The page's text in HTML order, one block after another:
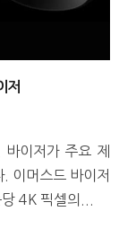
저
이저가 주요 제
이머스드 바이저
4K 픽셀의...